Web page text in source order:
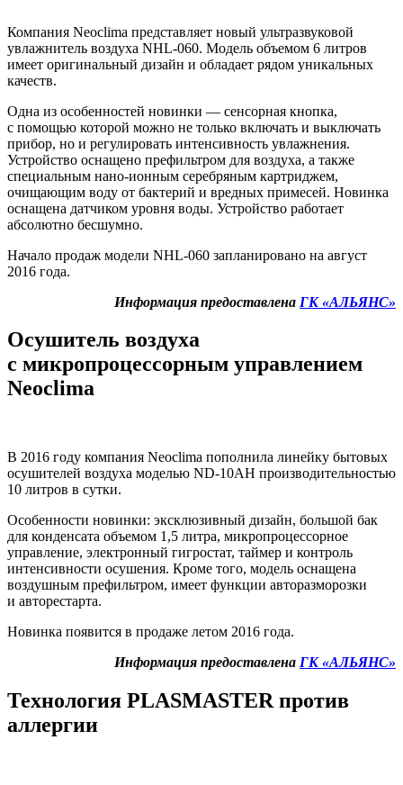
Компания Neoclima представляет новый ультразвуковой
увлажнитель воздуха NHL-060. Модель объемом 6 литров
имеет оригинальный дизайн и обладает рядом уникальных
качеств.
Одна из особенностей новинки — сенсорная кнопка,
с помощью которой можно не только включать и выключать
прибор, но и регулировать интенсивность увлажнения.
Устройство оснащено префильтром для воздуха, а также
специальным нано-ионным серебряным картриджем,
очищающим воду от бактерий и вредных примесей. Новинка
оснащена датчиком уровня воды. Устройство работает
абсолютно бесшумно.
Начало продаж модели NHL-060 запланировано на август
2016 года.
Информация предоставлена ГК «АЛЬЯНС»
Осушитель воздуха
с микропроцессорным управлением
Neoclima
В 2016 году компания Neoclima пополнила линейку бытовых
осушителей воздуха моделью ND-10AH производительностью
10 литров в сутки.
Особенности новинки: эксклюзивный дизайн, большой бак
для конденсата объемом 1,5 литра, микропроцессорное
управление, электронный гигростат, таймер и контроль
интенсивности осушения. Кроме того, модель оснащена
воздушным префильтром, имеет функции авторазморозки
и авторестарта.
Новинка появится в продаже летом 2016 года.
Информация предоставлена ГК «АЛЬЯНС»
Технология PLASMASTERпротив
аллергии